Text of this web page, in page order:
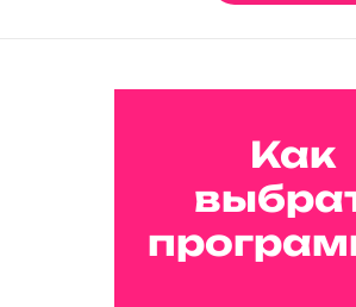
Как